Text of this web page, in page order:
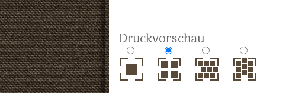
Druckvorschau